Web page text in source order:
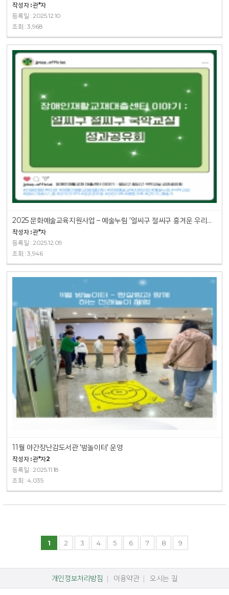
작성자 : 관*자
등록일 : 2025.12.10
조회 : 3,968
2025 문화예술교육지원사업 – 예술누림 ‘얼씨구 절씨구 흥겨운 우리국악’ 결…
작성자 : 관*자
등록일 : 2025.12.09
조회 : 3,946
11월 야간장난감도서관 '밤놀이터' 운영
작성자 : 관*자2
등록일 : 2025.11.18
조회 : 4,035
1 2 3 4 5 6 7 8 9
개인정보처리방침 이용약관 오시는 길